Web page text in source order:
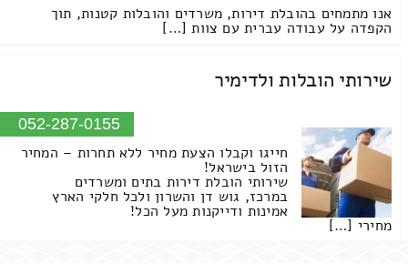
אנו מתמחים בהובלת דירות, משרדים והובלות קטנות, תוך
הקפדה על עבודה עברית עם צוות […]
שירותי הובלות ולדימיר
052-287-0155
חייגו וקבלו הצעת מחיר ללא תחרות – המחיר
הזול בישראל!
שירותי הובלת דירות בתים ומשרדים
במרכז, גוש דן והשרון ולכל חלקי הארץ
אמינות ודייקנות מעל הכל!
מחירי […]